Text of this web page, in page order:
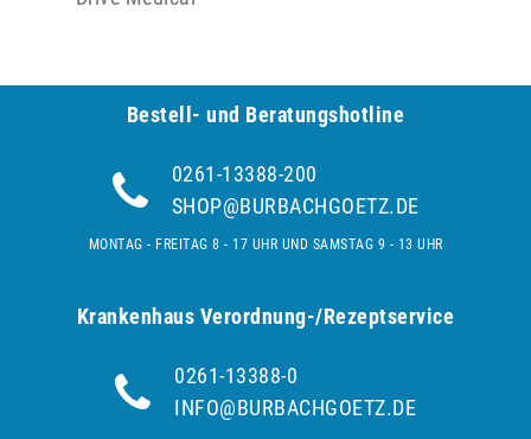
Bestell- und Be­ra­tungs­hot­line
0261-13388-200
SHOP@BURBACHGOETZ.DE
MONTAG - FREITAG 8 - 17 UHR UND SAMSTAG 9 - 13 UHR
Krankenhaus Verordnung-/Rezeptservice
0261-13388-0
INFO@BURBACHGOETZ.DE